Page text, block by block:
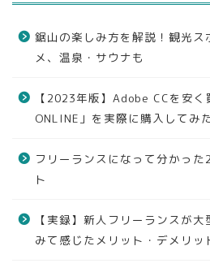
鋸山の楽しみ方を解説！観光ス
メ、温泉・サウナも
【2023年版】Adobe CCを安
ONLINE」を実際に購入してみ
フリーランスになって分かっ
ト
【実録】新人フリーランスが
みて感じたメリット・デメリッ